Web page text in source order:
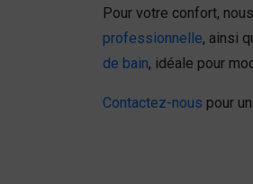
Pour votre confort,
professionnelle, ainsi
de bain, idéale pour
Contactez-nous pour